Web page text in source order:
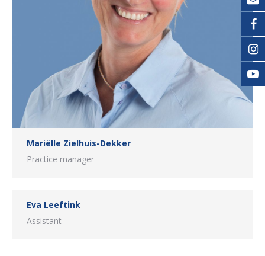
Mariëlle Zielhuis-Dekker
Practice manager
Eva Leeftink
Assistant